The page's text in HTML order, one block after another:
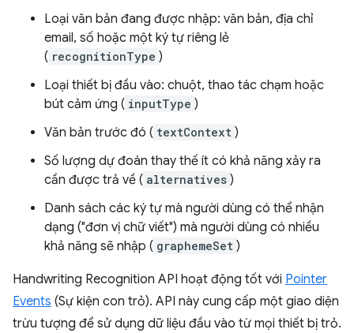
Loại văn bản đang được nhập: văn bản, địa chỉ
email, số hoặc một ký tự riêng lẻ
( recognitionType )
Loại thiết bị đầu vào: chuột, thao tác chạm hoặc
bút cảm ứng ( inputType )
Văn bản trước đó ( textContext )
Số lượng dự đoán thay thế ít có khả năng xảy ra
cần được trả về ( alternatives )
Danh sách các ký tự mà người dùng có thể nhận
dạng ("đơn vị chữ viết") mà người dùng có nhiều
khả năng sẽ nhập ( graphemeSet )
Handwriting Recognition API hoạt động tốt với Pointer
Events (Sự kiện con trỏ). API này cung cấp một giao diện
trừu tượng để sử dụng dữ liệu đầu vào từ mọi thiết bị trỏ.